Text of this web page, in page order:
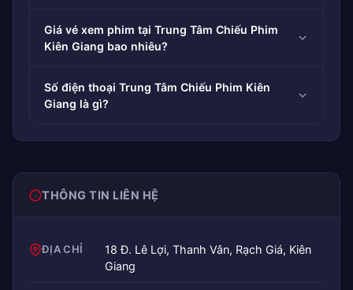
Giá vé xem phim tại Trung Tâm Chiếu Phim
Kiên Giang bao nhiêu?
Số điện thoại Trung Tâm Chiếu Phim Kiên
Giang là gì?
THÔNG TIN LIÊN HỆ
ĐỊA CHỈ
18 Đ. Lê Lợi, Thanh Vân, Rạch Giá, Kiên
Giang